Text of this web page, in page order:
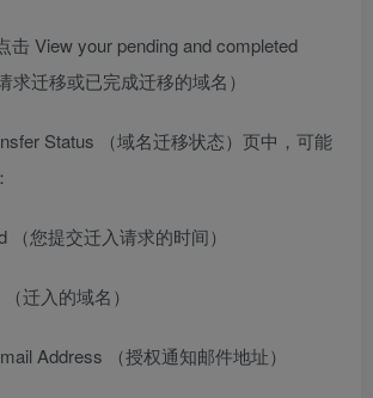
击 View your pending and completed
求迁移或已完成迁移的域名）
Status （域名迁移状态）页中，可能
（您提交迁入请求的时间）
迁入的域名）
Address （授权通知邮件地址）